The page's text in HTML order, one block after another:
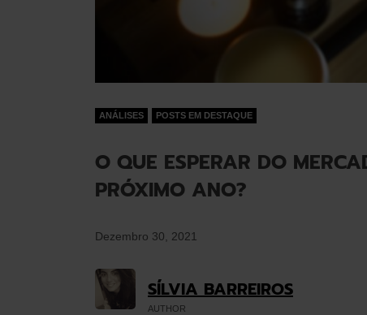
ANÁLISES POSTS EM DESTAQUE
O QUE ESPERAR DO
PRÓXIMO ANO?
Dezembro 30, 2021
SÍLVIA BARREIROS
AUTHOR